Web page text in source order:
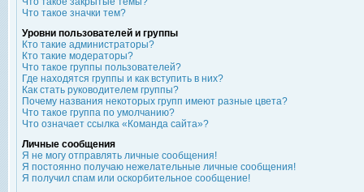
Что такое значки тем?
Уровни пользователей и группы
Кто такие администраторы?
Кто такие модераторы?
Что такое группы пользователей?
Где находятся группы и как вступить в них?
Как стать руководителем группы?
Почему названия некоторых групп имеют разные цвета?
Что такое группа по умолчанию?
Что означает ссылка «Команда сайта»?
Личные сообщения
Я не могу отправлять личные сообщения!
Я постоянно получаю нежелательные личные сообщения!
Я получил спам или оскорбительное сообщение!